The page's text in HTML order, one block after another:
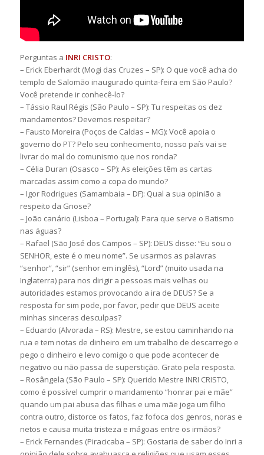
Perguntas a INRI CRISTO:
– Erick Eberhardt (Mogi das Cruzes – SP): O que você acha do
templo de Salomão inaugurado quinta-feira em São Paulo?
Você pretende ir conhecê-lo?
– Tássio Raul Régis (São Paulo – SP): Tu respeitas os dez
mandamentos? Devemos respeitar?
– Fausto Moreira (Poços de Caldas – MG): Você apoia o
governo do PT? Pelo seu conhecimento, nosso país vai se
livrar do mal do comunismo que nos ronda?
– Célia Duran (Osasco – SP): As eleições têm as cartas
marcadas assim como a copa do mundo?
– Igor Rodrigues (Samambaia – DF): Qual a sua opinião a
respeito da Gnose?
– João canário (Lisboa – Portugal): Para que serve o Batismo
nas águas?
– Rafael (São José dos Campos – SP): DEUS disse: “Eu sou o
SENHOR, este é o meu nome”. Se usarmos as palavras
“senhor”, “sir” (senhor em inglês), “Lord” (muito usada na
Inglaterra) para nos dirigir a pessoas mais velhas ou
autoridades estamos provocando a ira de DEUS? Se a
resposta for sim pode, por favor, pedir que DEUS aceite
minhas sinceras desculpas?
– Eduardo (Alvorada – RS): Mestre, se estou caminhando na
rua e tem notas de dinheiro em um trabalho de descarrego e
pego o dinheiro e levo comigo o que pode acontecer de
negativo ou não passa de superstição. Grato pela resposta.
– Rosângela (São Paulo – SP): Querido Mestre INRI CRISTO,
como é possível cumprir o mandamento “honrar pai e mãe”
quando um pai abusa das filhas e uma mãe joga um filho
contra outro, distorce os fatos, faz fofoca dos genros, noras e
netos e causa muita tristeza e mágoas entre os irmãos?
– Erick Fernandes (Piracicaba – SP): Gostaria de saber do Inri a